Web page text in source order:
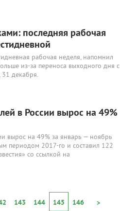
последняя рабочая
рабочая неделя, напомнил
из-за переноса выходного дня с
31 декабря.
в России вырос на 49%
вырос на 49% за январь — ноябрь
периодом 2017-го и составил 122
со ссылкой на
143 144 145 146 >